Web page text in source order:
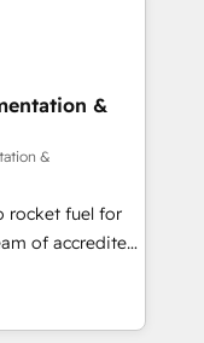
for
across Sales
Hub and
and ISO
standard •
built on
touch (𝘸𝘦'𝘳𝘦
&
&
rocket fuel for
business
got and make